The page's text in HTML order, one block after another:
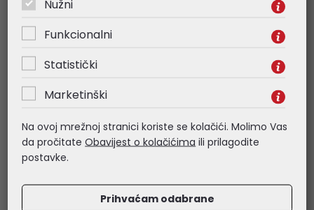
Green Cell
HabuDen 22kW 32A
Mobile EV Charger 11
1.160,08 €
EVGC021B2275
HabuDen 22kW 32A,
punjenje električnih
7.5m, GC App, BT/WiFi
EVGC021B2275
Šifra:76314
Nužni
Funkcionalni
Statistički
Marketinški
Na ovoj mrežnoj stranici koriste se kolačići. Molimo Vas
da pročitateObavijest o kolačićima ili prilagodite
postavke.
Prihvaćam odabrane